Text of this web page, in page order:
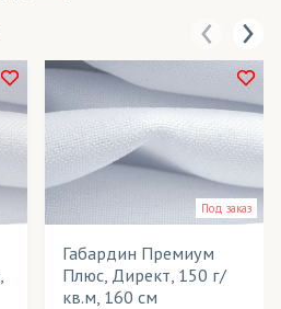
Под заказ
Габардин Премиум
Плюс, Директ, 150 г/
кв.м, 160 см